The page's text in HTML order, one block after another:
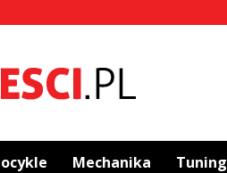
Mechanika Tuning